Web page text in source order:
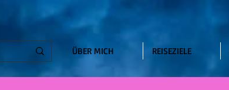
ÜBER MICH REISEZIELE